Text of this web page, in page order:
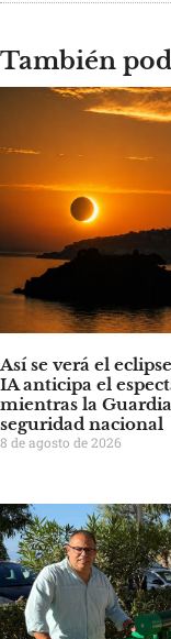
También
Así se verá el
IA anticipa el
mientras la
seguridad nacional
8 de agosto de 2026